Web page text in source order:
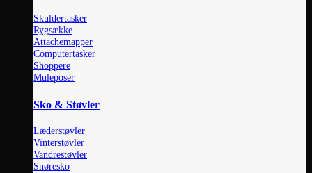
Skuldertasker
Rygsække
Attachemapper
Computertasker
Shoppere
Muleposer
Sko & Støvler
Læderstøvler
Vinterstøvler
Vandrestøvler
Snøresko